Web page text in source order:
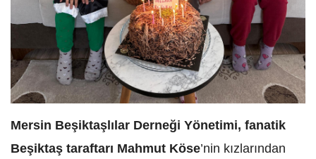
Mersin Beşiktaşlılar Derneği Yönetimi, fanatik
Beşiktaş taraftarı Mahmut Köse’nin kızlarından